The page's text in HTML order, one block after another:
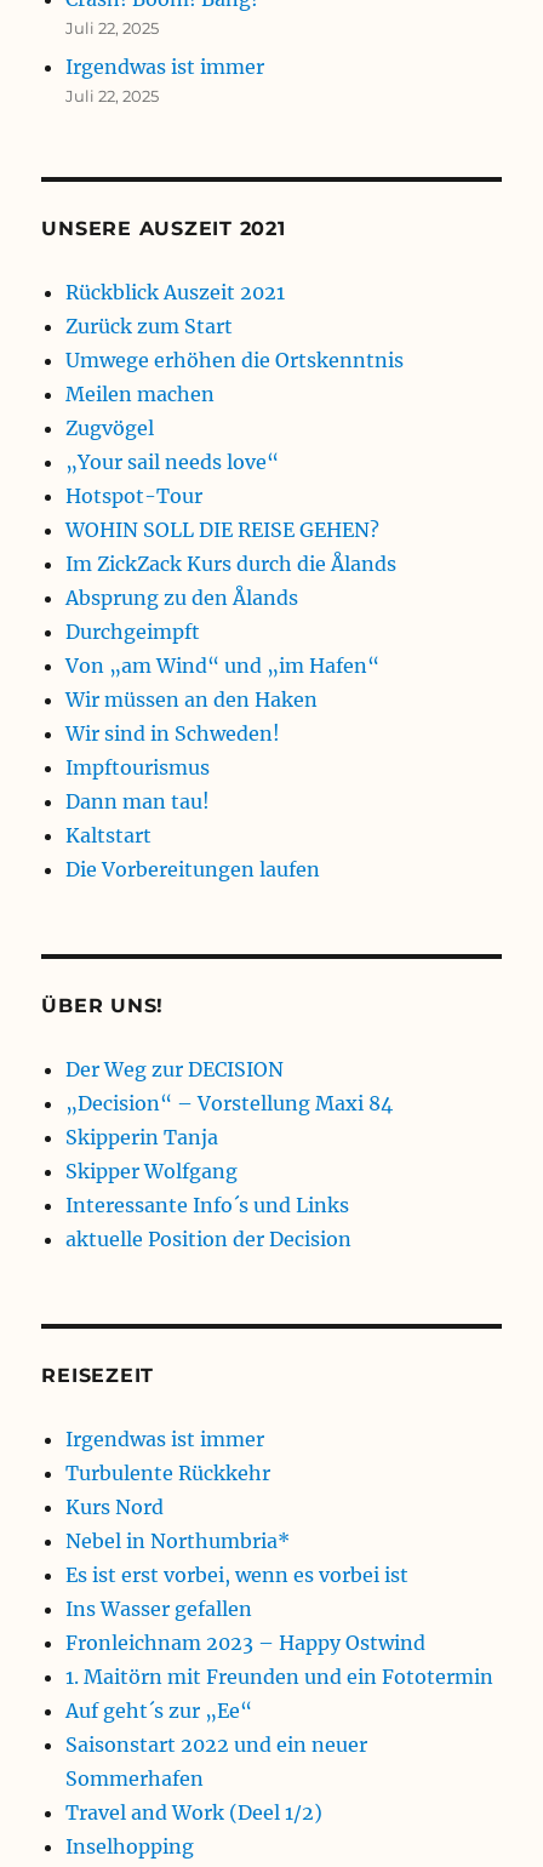
Juli 22, 2025
Irgendwas ist immer
Juli 22, 2025
UNSERE AUSZEIT 2021
Rückblick Auszeit 2021
Zurück zum Start
Umwege erhöhen die Ortskenntnis
Meilen machen
Zugvögel
„Your sail needs love“
Hotspot-Tour
WOHIN SOLL DIE REISE GEHEN?
Im ZickZack Kurs durch die Ålands
Absprung zu den Ålands
Durchgeimpft
Von „am Wind“ und „im Hafen“
Wir müssen an den Haken
Wir sind in Schweden!
Impftourismus
Dann man tau!
Kaltstart
Die Vorbereitungen laufen
ÜBER UNS!
Der Weg zur DECISION
„Decision“ – Vorstellung Maxi 84
Skipperin Tanja
Skipper Wolfgang
Interessante Info´s und Links
aktuelle Position der Decision
REISEZEIT
Irgendwas ist immer
Turbulente Rückkehr
Kurs Nord
Nebel in Northumbria*
Es ist erst vorbei, wenn es vorbei ist
Ins Wasser gefallen
Fronleichnam 2023 – Happy Ostwind
1. Maitörn mit Freunden und ein Fototermin
Auf geht´s zur „Ee“
Saisonstart 2022 und ein neuer
Sommerhafen
Travel and Work (Deel 1/2)
Inselhopping